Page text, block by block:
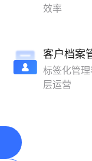
效率
客户档案
标签化管
层运营